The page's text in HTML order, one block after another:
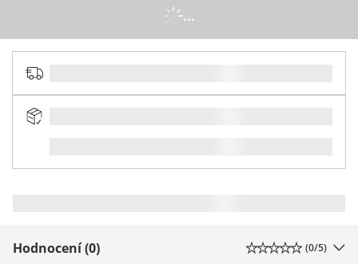
...
Hodnocení (0) (0/5)